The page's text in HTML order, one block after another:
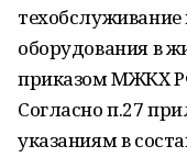
оборудования в
приказом МЖКХ
Согласно п.27
указаниям в